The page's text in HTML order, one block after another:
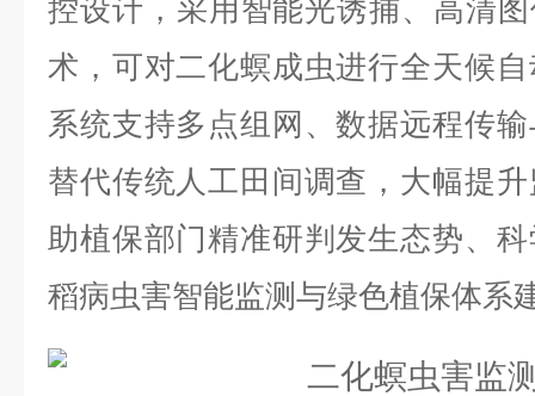
控设计，采用智能光诱捕、高清
术，可对二化螟成虫进行全天候
系统支持多点组网、数据远程传
替代传统人工田间调查，大幅提
助植保部门精准研判发生态势、
稻病虫害智能监测与绿色植保体系